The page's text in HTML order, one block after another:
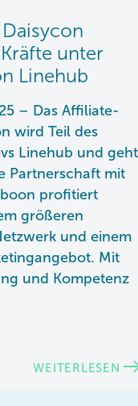
unter
Linehub
– Das Affiliate-
wird Teil des
Linehub und geht
Partnerschaft mit
profitiert
größeren
und einem
Mit
und Kompetenz
WEITERLESEN